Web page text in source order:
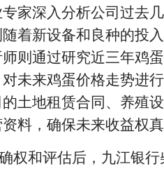
专家深入分析公司过去
着新设备和良种的投
则通过研究近三年鸡
未来鸡蛋价格走势进
土地租赁合同、养殖
资料，确保未来收益权
权和评估后，九江银